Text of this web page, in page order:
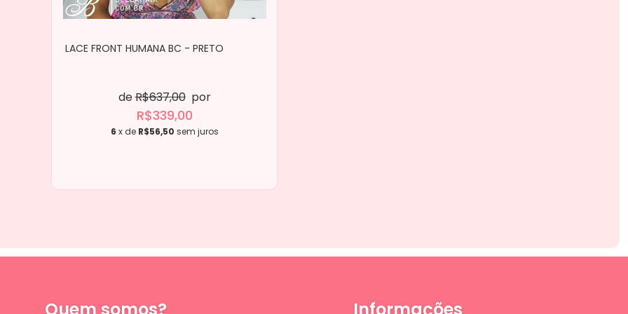
LACE FRONT HUMANA BC - PRETO
deR$637,00 por
R$339,00
6 x de R$56,50 sem juros
Quem somos? Informações